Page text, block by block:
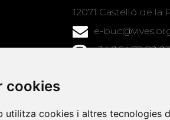
cookies
utilitza cookies i altres tecnologies
12071 Castelló de la
e-
+34 964 72 89 93